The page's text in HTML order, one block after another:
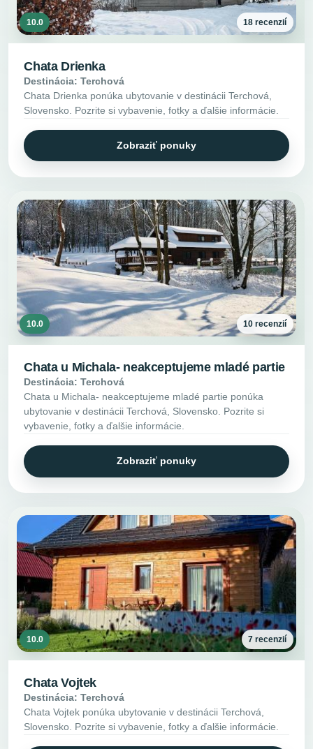
10.0 18 recenzií
Chata Drienka
Destinácia: Terchová
Chata Drienka ponúka ubytovanie v destinácii Terchová,
Slovensko. Pozrite si vybavenie, fotky a ďalšie informácie.
Zobraziť ponuky
10.0 10 recenzií
Chata u Michala- neakceptujeme mladé partie
Destinácia: Terchová
Chata u Michala- neakceptujeme mladé partie ponúka
ubytovanie v destinácii Terchová, Slovensko. Pozrite si
vybavenie, fotky a ďalšie informácie.
Zobraziť ponuky
10.0 7 recenzií
Chata Vojtek
Destinácia: Terchová
Chata Vojtek ponúka ubytovanie v destinácii Terchová,
Slovensko. Pozrite si vybavenie, fotky a ďalšie informácie.